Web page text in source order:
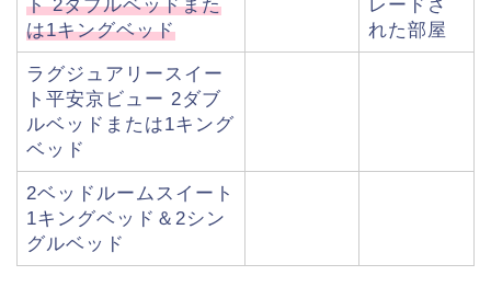
ト 2ダブルベッドまた
は1キングベッド
レードさ
れた部屋
ラグジュアリースイー
ト平安京ビュー 2ダブ
ルベッドまたは1キング
ベッド
2ベッドルームスイート
1キングベッド＆2シン
グルベッド